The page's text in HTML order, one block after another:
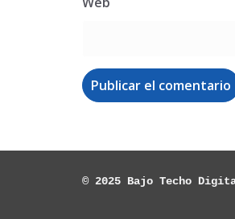
© 2025 Bajo Techo